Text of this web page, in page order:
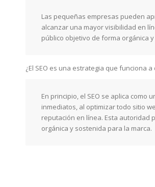
Las pequeñas empresas pueden
alcanzar una mayor visibilidad en
público objetivo de forma orgánica
¿El SEO es una estrategia que funciona
En principio, el SEO se aplica
inmediatos, al optimizar todo sitio
reputación en línea. Esta autoridad
orgánica y sostenida para la marca.